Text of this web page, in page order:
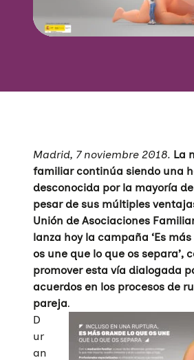
Madrid, 7 noviembre 2018. La
familiar continúa siendo una
desconocida por la mayoría
pesar de sus múltiples
Unión de Asociaciones
lanza hoy la campaña ‘Es
os une que lo que os separa’,
promover esta vía dialogada
acuerdos en los procesos de
pareja.
D
ur
an